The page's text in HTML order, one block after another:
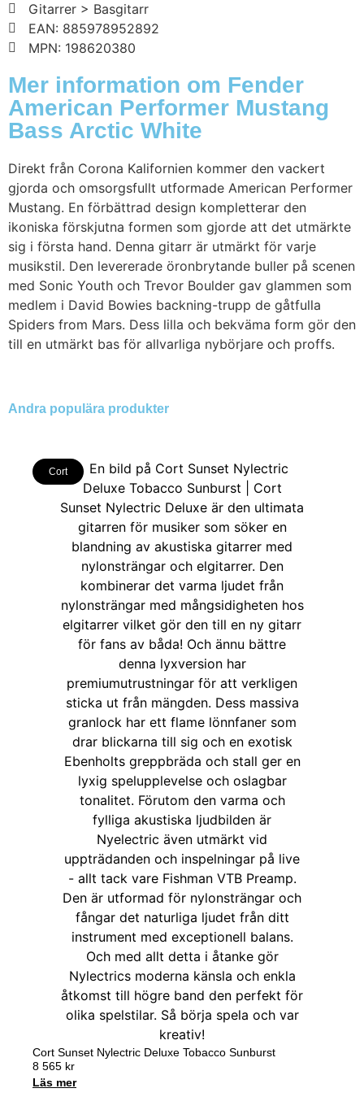
Gitarrer > Basgitarr
EAN: 885978952892
MPN: 198620380
Mer information om Fender
American Performer Mustang
Bass Arctic White
Direkt från Corona Kalifornien kommer den vackert
gjorda och omsorgsfullt utformade American Performer
Mustang. En förbättrad design kompletterar den
ikoniska förskjutna formen som gjorde att det utmärkte
sig i första hand. Denna gitarr är utmärkt för varje
musikstil. Den levererade öronbrytande buller på scenen
med Sonic Youth och Trevor Boulder gav glammen som
medlem i David Bowies backning-trupp de gåtfulla
Spiders from Mars. Dess lilla och bekväma form gör den
till en utmärkt bas för allvarliga nybörjare och proffs.
Andra populära produkter
Cort
Cort Sunset Nylectric Deluxe Tobacco Sunburst
8 565 kr
Läs mer